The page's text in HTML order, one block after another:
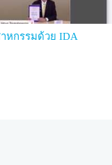
หกรรมด้วย IDA